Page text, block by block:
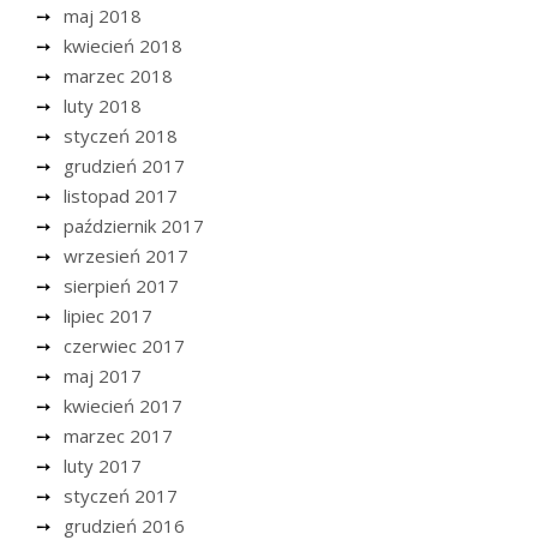
maj 2018
kwiecień 2018
marzec 2018
luty 2018
styczeń 2018
grudzień 2017
listopad 2017
październik 2017
wrzesień 2017
sierpień 2017
lipiec 2017
czerwiec 2017
maj 2017
kwiecień 2017
marzec 2017
luty 2017
styczeń 2017
grudzień 2016